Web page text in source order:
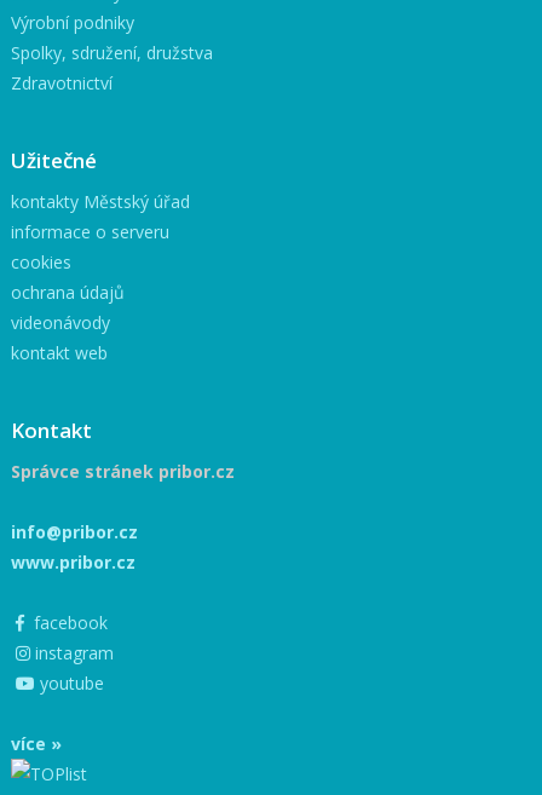
Výrobní podniky
Spolky, sdružení, družstva
Zdravotnictví
Užitečné
kontakty Městský úřad
informace o serveru
cookies
ochrana údajů
videonávody
kontakt web
Kontakt
Správce stránek pribor.cz
info@pribor.cz
www.pribor.cz
facebook
instagram
youtube
více »